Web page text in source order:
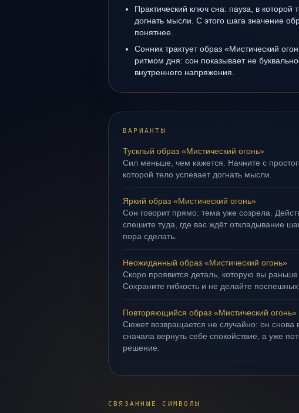
Практический ключ сна: пауза, в которой
догнать мысли. С этого шага значение
понятнее.
Сонник трактует образ «Мистический
ритмом дня: сон показывает не
внутреннего напряжения.
ВАРИАНТЫ
Тусклый образ «Мистический огонь»
Сил меньше, чем кажется. Начните с
которой тело успевает догнать мысли.
Яркий образ «Мистический огонь»
Сон говорит прямо: тема уже созрела.
спешите туда, где вас ждёт откладывание
пора сделать.
Неожиданный образ «Мистический огонь»
Скоро проявится деталь, которую вы раньше
Сохраните гибкость и не делайте
Повторяющийся образ «Мистический огонь»
Сюжет возвращается не случайно: он снова
сначала вернуть себе спокойствие, а уже
решение.
СВЯЗАННЫЕ СИМВОЛЫ